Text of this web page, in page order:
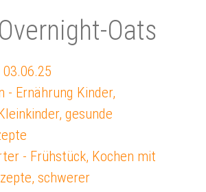
Oats
03.06.25
- Ernährung Kinder,
, gesunde
- Frühstück, Kochen mit
, schwerer